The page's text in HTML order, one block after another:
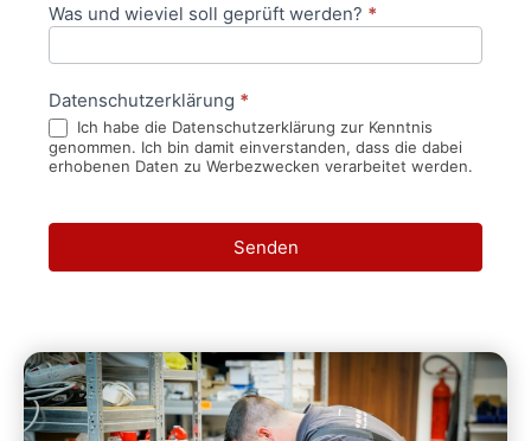
Was und wieviel soll geprüft werden? *
Datenschutzerklärung *
Ich habe die Datenschutzerklärung zur Kenntnis
genommen. Ich bin damit einverstanden, dass die dabei
erhobenen Daten zu Werbezwecken verarbeitet werden.
Senden